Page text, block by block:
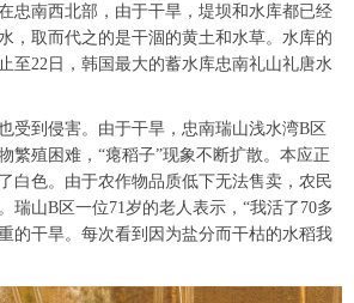
忠南西北部，由于干旱，堤坝和水库都已经
，取而代之的是干涸的黄土和水草。水库的
至22日，韩国最大的蓄水库忠南礼山礼唐水
到侵害。由于干旱，忠南瑞山浅水湾B区
繁殖困难，“瘪稻子”现象不断扩散。本应正
白色。由于农作物品质低下无法售卖，农民
瑞山B区一位71岁的老人表示，“我活了70多
的干旱。每次看到因为盐分而干枯的水稻我